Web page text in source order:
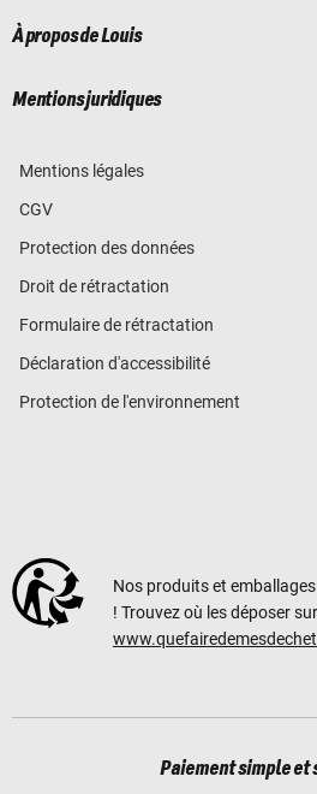
À propos de Louis
Mentions juridiques
Mentions légales
CGV
Protection des données
Droit de rétractation
Formulaire de rétractation
Déclaration d'accessibilité
Protection de l'environnement
Nos produits et
! Trouvez où les déposer
Paiement simple et